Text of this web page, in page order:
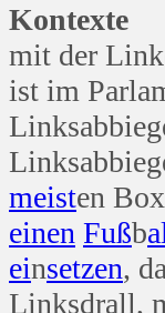
Kontexte
mit der
ist im
meisten
einen Fußb
einsetzen,
Linksdrall,